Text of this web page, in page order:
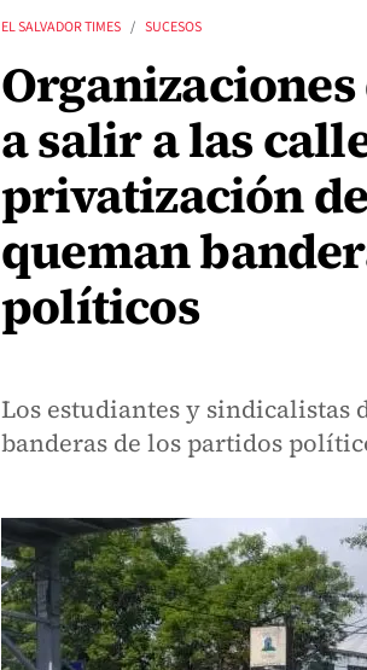
EL SALVADOR TIMES SUCESOS
Organizaciones
a salir a las
privatización
queman
políticos
Los estudiantes y sindicalistas
banderas de los partidos